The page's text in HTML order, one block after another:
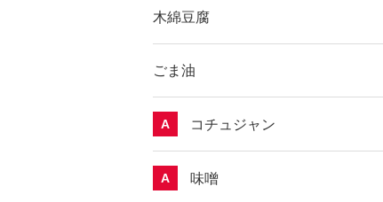
木綿豆腐
ごま油
A コチュジャン
A 味噌